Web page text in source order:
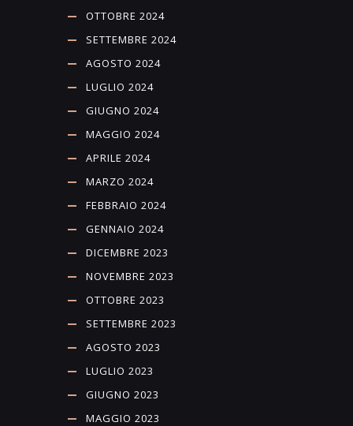
OTTOBRE 2024
SETTEMBRE 2024
AGOSTO 2024
LUGLIO 2024
GIUGNO 2024
MAGGIO 2024
APRILE 2024
MARZO 2024
FEBBRAIO 2024
GENNAIO 2024
DICEMBRE 2023
NOVEMBRE 2023
OTTOBRE 2023
SETTEMBRE 2023
AGOSTO 2023
LUGLIO 2023
GIUGNO 2023
MAGGIO 2023